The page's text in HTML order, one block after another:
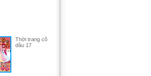
Thời trang cô
dâu 17